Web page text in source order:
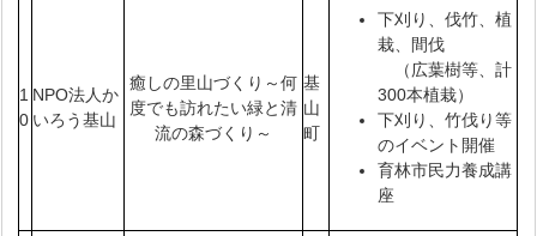
1
0
NPO法人か
いろう基山
癒しの里山づくり～何
度でも訪れたい緑と清
流の森づくり～
基
山
町
下刈り、伐竹、植
栽、間伐
（広葉樹等、計
300本植栽）
下刈り、竹伐り等
のイベント開催
育林市民力養成講
座